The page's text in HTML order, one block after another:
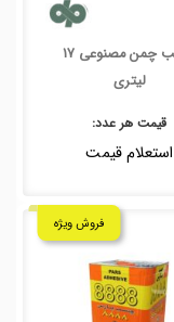
چسب چمن مصنوعی 17
لیتری
قیمت هر عدد:
استعلام قیمت
فروش ویژه